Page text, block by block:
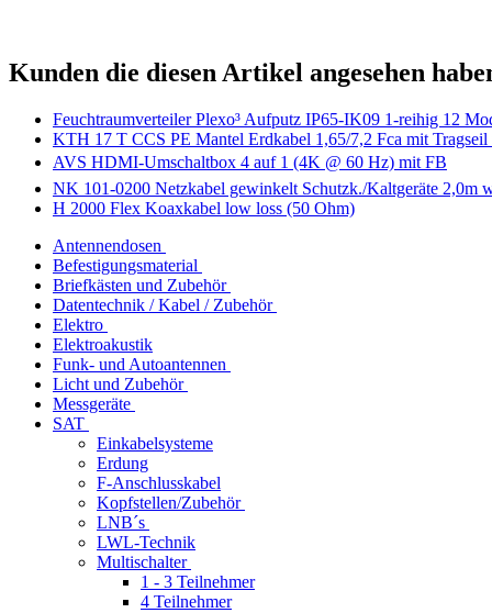
Kunden die diesen Artikel angesehen
Feuchtraumverteiler Plexo³ Aufputz IP65-IK09 1-reihig 12
KTH 17 T CCS PE Mantel Erdkabel 1,65/7,2 Fca mit
AVS HDMI-Umschaltbox 4 auf 1 (4K @ 60 Hz) mit FB
NK 101-0200 Netzkabel gewinkelt Schutzk./Kaltgeräte 2,0m
H 2000 Flex Koaxkabel low loss (50 Ohm)
Antennendosen
Befestigungsmaterial
Briefkästen und Zubehör
Datentechnik / Kabel / Zubehör
Elektro
Elektroakustik
Funk- und Autoantennen
Licht und Zubehör
Messgeräte
SAT
Einkabelsysteme
Erdung
F-Anschlusskabel
Kopfstellen/Zubehör
LNB´s
LWL-Technik
Multischalter
1 - 3 Teilnehmer
4 Teilnehmer